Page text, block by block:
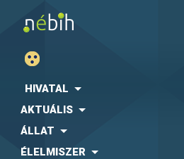
HIVATAL
AKTUÁLIS
ÁLLAT
ÉLELMISZER